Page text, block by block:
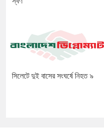
সিলেটে দুই বাসের সংঘর্ষে নিহত ৯